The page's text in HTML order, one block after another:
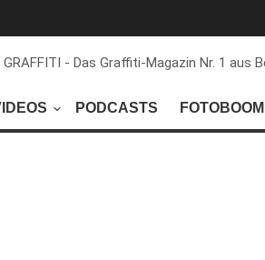
PODCASTS FOTOBOOM